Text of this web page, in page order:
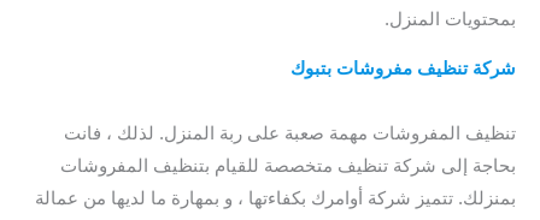
بمحتويات المنزل.
شركة تنظيف مفروشات بتبوك
تنظيف المفروشات مهمة صعبة على ربة المنزل. لذلك ، فانت
بحاجة إلى شركة تنظيف متخصصة للقيام بتنظيف المفروشات
بمنزلك. تتميز شركة أوامرك بكفاءتها ، و بمهارة ما لديها من عمالة